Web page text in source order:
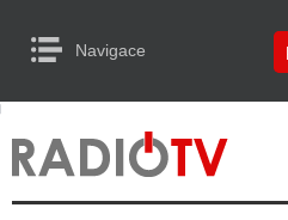
Navigace
RADIA
TELEVIZE
to Content